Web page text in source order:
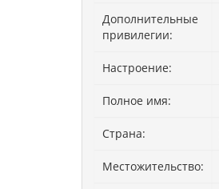
Дополнительные
привилегии:
Настроение:
Полное имя:
Страна:
Местожительство: